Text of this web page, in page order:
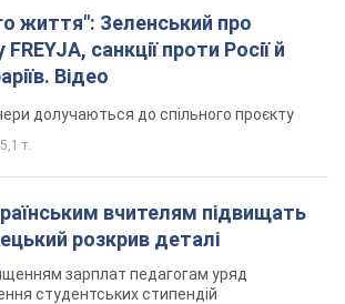
життя": Зеленський про
санкції проти Росії й
Відео
долучаються до спільного проєкту
т.
вчителям підвищать
розкрив деталі
зарплат педагогам уряд
студентських стипендій